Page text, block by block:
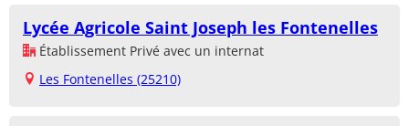
Lycée Agricole Saint Joseph les Fontenelles
Établissement Privé avec un internat
Les Fontenelles (25210)